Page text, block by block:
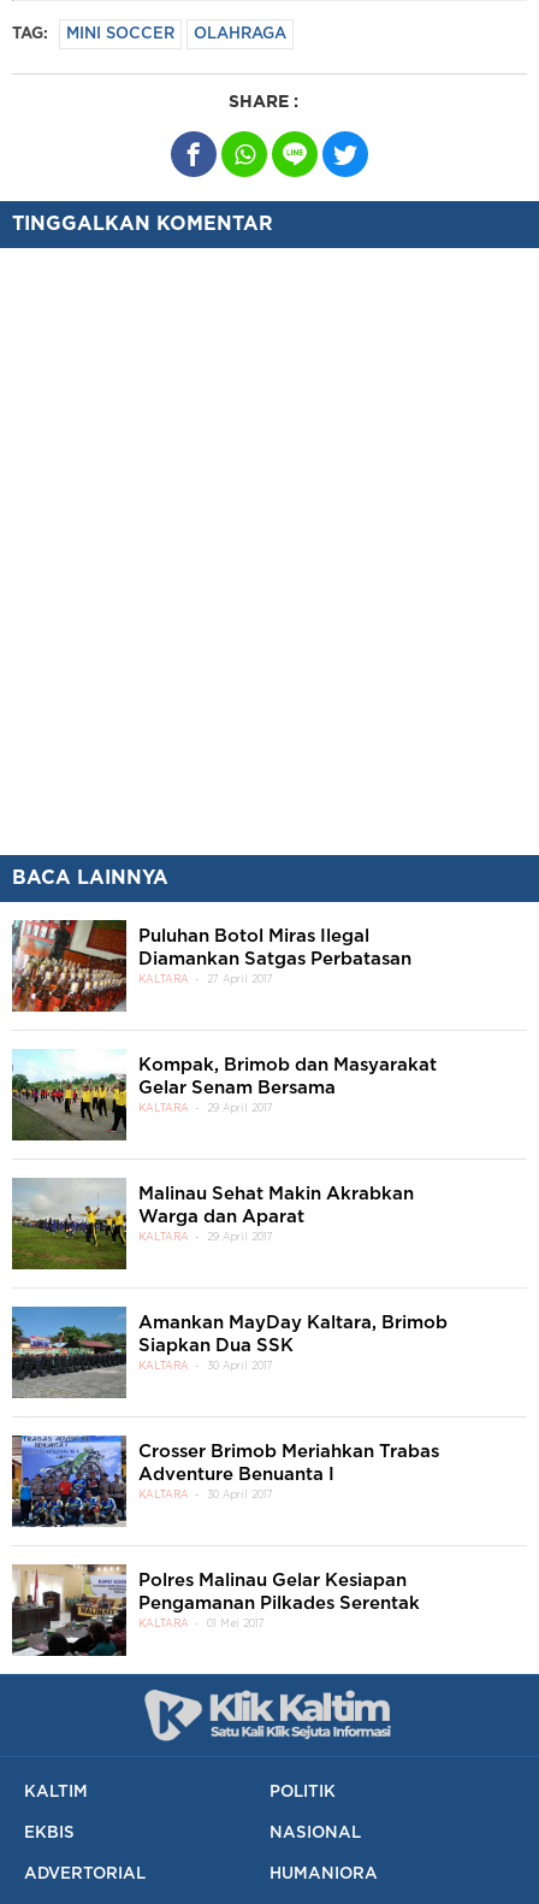
TAG: MINI SOCCER OLAHRAGA
SHARE :
TINGGALKAN KOMENTAR
BACA LAINNYA
Puluhan Botol Miras Ilegal
Diamankan Satgas Perbatasan
KALTARA 27 April 2017
Kompak, Brimob dan Masyarakat
Gelar Senam Bersama
KALTARA 29 April 2017
Malinau Sehat Makin Akrabkan
Warga dan Aparat
KALTARA 29 April 2017
Amankan MayDay Kaltara, Brimob
Siapkan Dua SSK
KALTARA 30 April 2017
Crosser Brimob Meriahkan Trabas
Adventure Benuanta I
KALTARA 30 April 2017
Polres Malinau Gelar Kesiapan
Pengamanan Pilkades Serentak
KALTARA 01 Mei 2017
KALTIM POLITIK
EKBIS NASIONAL
ADVERTORIAL HUMANIORA